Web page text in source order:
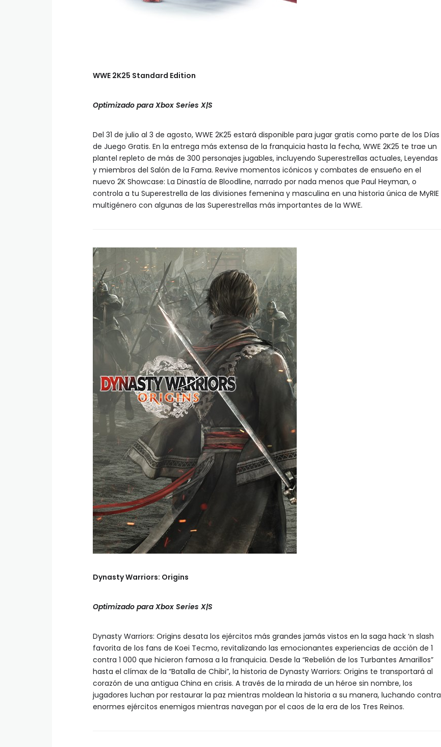
WWE 2K25 Standard Edition
Optimizado para Xbox Series X|S
Del 31 de julio al 3 de agosto, WWE 2K25 estará disponible para jugar gratis como parte de los Días
de Juego Gratis. En la entrega más extensa de la franquicia hasta la fecha, WWE 2K25 te trae un
plantel repleto de más de 300 personajes jugables, incluyendo Superestrellas actuales, Leyendas
y miembros del Salón de la Fama. Revive momentos icónicos y combates de ensueño en el
nuevo 2K Showcase: La Dinastía de Bloodline, narrado por nada menos que Paul Heyman, o
controla a tu Superestrella de las divisiones femenina y masculina en una historia única de MyRIE
multigénero con algunas de las Superestrellas más importantes de la WWE.
Dynasty Warriors: Origins
Optimizado para Xbox Series X|S
Dynasty Warriors: Origins desata los ejércitos más grandes jamás vistos en la saga hack ‘n slash
favorita de los fans de Koei Tecmo, revitalizando las emocionantes experiencias de acción de 1
contra 1 000 que hicieron famosa a la franquicia. Desde la “Rebelión de los Turbantes Amarillos”
hasta el clímax de la “Batalla de Chibi”, la historia de Dynasty Warriors: Origins te transportará al
corazón de una antigua China en crisis. A través de la mirada de un héroe sin nombre, los
jugadores luchan por restaurar la paz mientras moldean la historia a su manera, luchando contra
enormes ejércitos enemigos mientras navegan por el caos de la era de los Tres Reinos.